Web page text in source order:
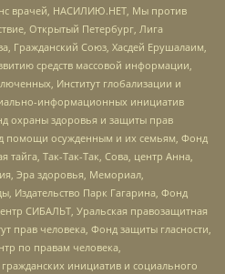
врачей, НАСИЛИЮ.НЕТ, Мы против
Открытый Петербург, Лига
Гражданский Союз, Хасдей Ерушалаим,
средств массовой информации,
Институт глобализации и
информационных инициатив
охраны здоровья и защиты прав
помощи осужденным и их семьям, Фонд
Так-Так-Так, Сова, центр Анна,
Эра здоровья, Мемориал,
Издательство Парк Гагарина, Фонд
СИБАЛЬТ, Уральская правозащитная
прав человека, Фонд защиты гласности,
по правам человека,
инициатив и социального